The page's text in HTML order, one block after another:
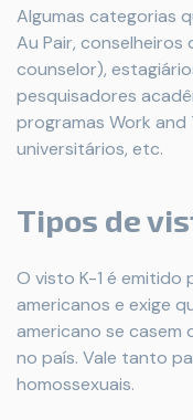
Algumas categorias
Au Pair,
counselor),
pesquisadores
programas Work and
universitários, etc.
Tipos de
O visto K-1 é emitido
americanos e exige
americano se
no país. Vale tanto
homossexuais.